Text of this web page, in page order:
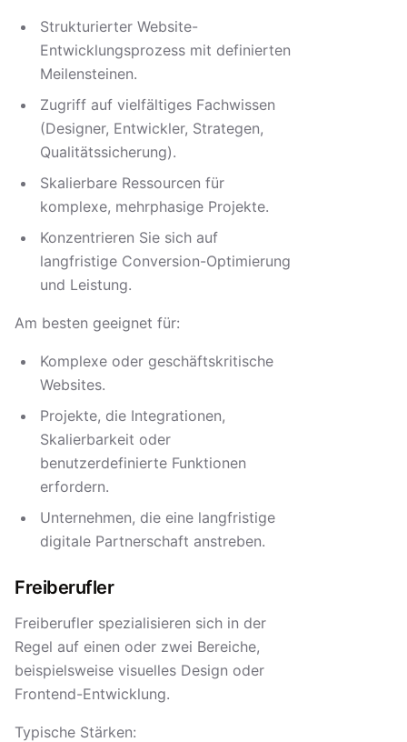
Strukturierter Website-
Entwicklungsprozess mit definierten
Meilensteinen.
Zugriff auf vielfältiges Fachwissen
(Designer, Entwickler, Strategen,
Qualitätssicherung).
Skalierbare Ressourcen für
komplexe, mehrphasige Projekte.
Konzentrieren Sie sich auf
langfristige Conversion-Optimierung
und Leistung.
Am besten geeignet für:
Komplexe oder geschäftskritische
Websites.
Projekte, die Integrationen,
Skalierbarkeit oder
benutzerdefinierte Funktionen
erfordern.
Unternehmen, die eine langfristige
digitale Partnerschaft anstreben.
Freiberufler
Freiberufler spezialisieren sich in der
Regel auf einen oder zwei Bereiche,
beispielsweise visuelles Design oder
Frontend-Entwicklung.
Typische Stärken: